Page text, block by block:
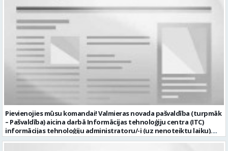
Pievienojies mūsu komandai! Valmieras novada pašvaldība (turpmāk
– Pašvaldība) aicina darbā Informācijas tehnoloģiju centra (ITC)
informācijas tehnoloģiju administratoru/-i (uz nenoteiktu laiku).
Darba vieta: Rūjienas un Naukšēnu apvienību teritorijās Ja Tev ir